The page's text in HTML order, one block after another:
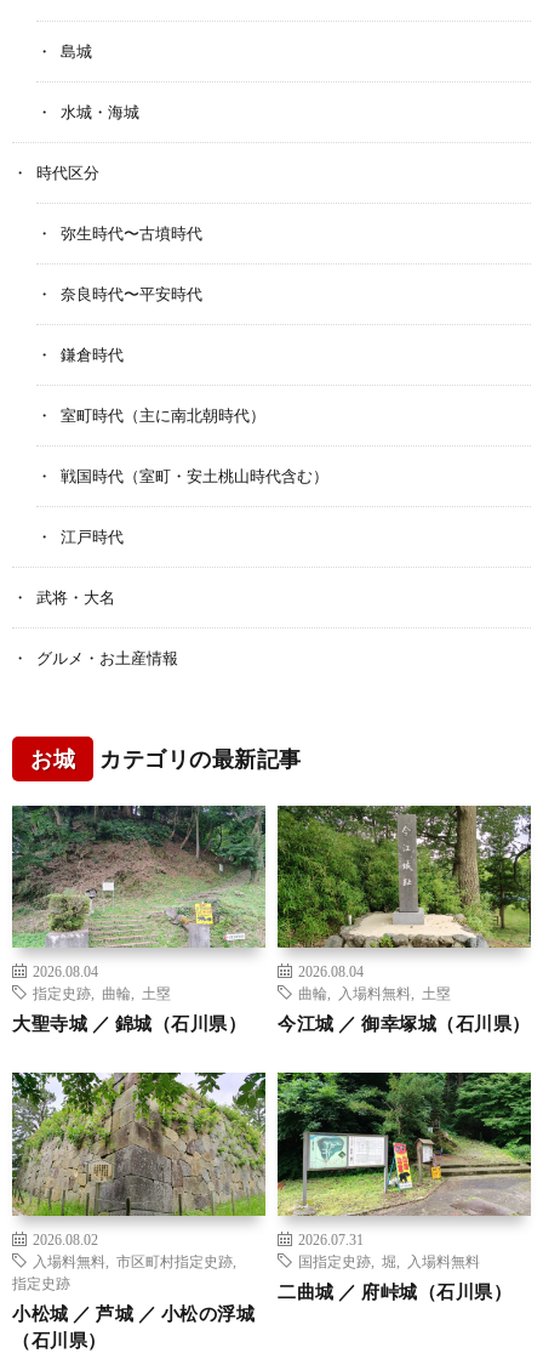
島城
水城・海城
時代区分
弥生時代〜古墳時代
奈良時代〜平安時代
鎌倉時代
室町時代（主に南北朝時代）
戦国時代（室町・安土桃山時代含む）
江戸時代
武将・大名
グルメ・お土産情報
お城 カテゴリの最新記事
2026.08.04
指定史跡
曲輪 土塁
大聖寺城 ／ 錦城（石川県）
2026.08.04
曲輪
入場料無料 土塁
今江城 ／ 御幸塚城（石川県）
2026.08.02
入場料無料
市区町村指定史跡
指定史跡
小松城 ／ 芦城 ／ 小松の浮城
（石川県）
2026.07.31
国指定史跡
堀 入場料無料
二曲城 ／ 府峠城（石川県）